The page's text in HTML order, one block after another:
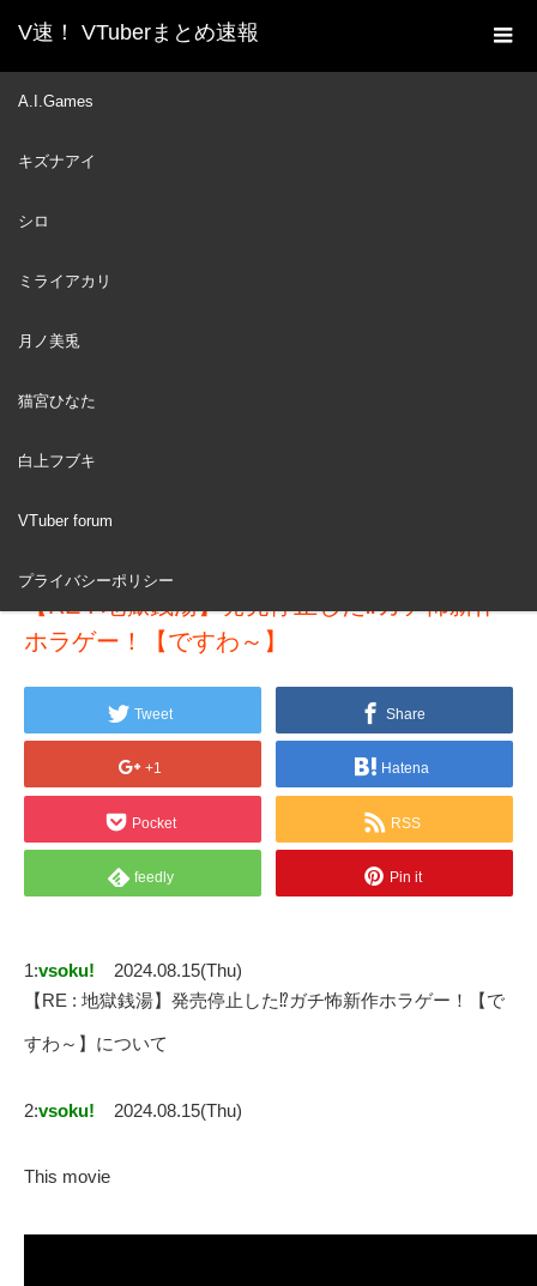
V速！ VTuberまとめ速報
A.I.Games
キズナアイ
シロ
ミライアカリ
月ノ美兎
猫宮ひなた
白上フブキ
VTuber forum
プライバシーポリシー
ホーム
新着動画一覧
16
【RE : 地獄銭湯】発売停止した⁉ガチ怖新作
ホラゲー！【ですわ～】
Tweet Share
+1 Hatena
Pocket RSS
feedly Pin it
1:vsoku!
2024.08.15(Thu)
【RE : 地獄銭湯】発売停止した⁉ガチ怖新作ホラゲー！【で
すわ～】について
2:vsoku! 2024.08.15(Thu)
This movie